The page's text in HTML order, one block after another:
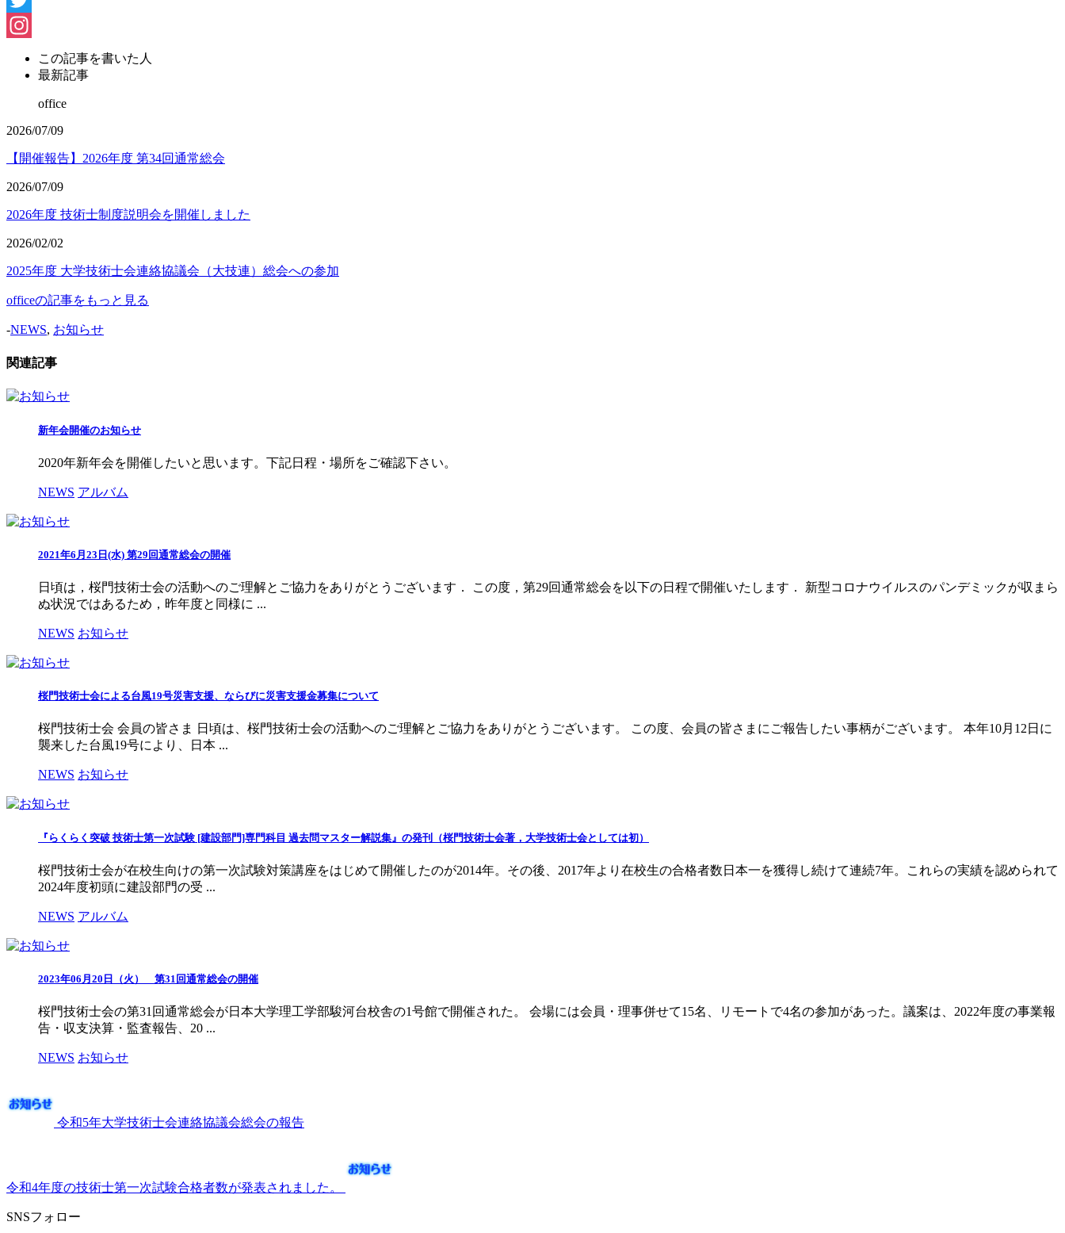
Twitter
この記事を書いた人
最新記事
office
2026/07/09
【開催報告】2026年度 第34回通常総会
2026/07/09
2026年度 技術士制度説明会を開催しました
2026/02/02
2025年度 大学技術士会連絡協議会（大技連）総会への参加
officeの記事をもっと見る
-NEWS, お知らせ
関連記事
新年会開催のお知らせ
2020年新年会を開催したいと思います。下記日程・場所をご確認下さい。
NEWS アルバム
2021年6月23日(水) 第29回通常総会の開催
日頃は，桜門技術士会の活動へのご理解とご協力をありがとうございます． この度，第29回通常総会を以下の日程で開催いたします． 新型コロナウイルスのパンデミックが収まら
ぬ状況ではあるため，昨年度と同様に ...
NEWS お知らせ
桜門技術士会による台風19号災害支援、ならびに災害支援金募集について
桜門技術士会 会員の皆さま 日頃は、桜門技術士会の活動へのご理解とご協力をありがとうございます。 この度、会員の皆さまにご報告したい事柄がございます。 本年10月12日に
襲来した台風19号により、日本 ...
NEWS お知らせ
『らくらく突破 技術士第一次試験 [建設部門]専門科目 過去問マスター解説集』の発刊（桜門技術士会著，大学技術士会としては初）
桜門技術士会が在校生向けの第一次試験対策講座をはじめて開催したのが2014年。その後、2017年より在校生の合格者数日本一を獲得し続けて連続7年。これらの実績を認められて
2024年度初頭に建設部門の受 ...
NEWS アルバム
2023年06月20日（火） 第31回通常総会の開催
桜門技術士会の第31回通常総会が日本大学理工学部駿河台校舎の1号館で開催された。 会場には会員・理事併せて15名、リモートで4名の参加があった。議案は、2022年度の事業報
告・収支決算・監査報告、20 ...
NEWS お知らせ
令和5年大学技術士会連絡協議会総会の報告
令和4年度の技術士第一次試験合格者数が発表されました。
SNSフォロー